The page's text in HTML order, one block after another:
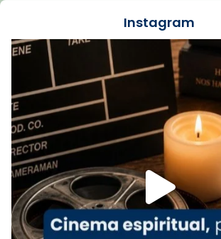
Recupera l'entrevista comp
tican News 👇
www.vaticannews.va/es/iglesia/
07/carmina-historia-depresion-
espana-testimoni...
Foto
View on Facebook · Share
Arquebisbat de Barcelona
2 weeks ago
Instagram